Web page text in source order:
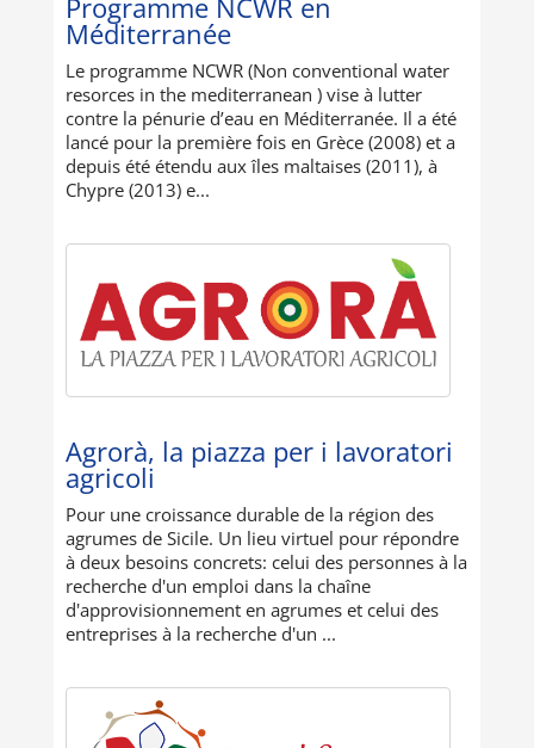
Programme NCWR en
Méditerranée
Le programme NCWR (Non conventional water
resorces in the mediterranean ) vise à lutter
contre la pénurie d’eau en Méditerranée. Il a été
lancé pour la première fois en Grèce (2008) et a
depuis été étendu aux îles maltaises (2011), à
Chypre (2013) e...
Agrorà, la piazza per i lavoratori
agricoli
Pour une croissance durable de la région des
agrumes de Sicile. Un lieu virtuel pour répondre
à deux besoins concrets: celui des personnes à la
recherche d'un emploi dans la chaîne
d'approvisionnement en agrumes et celui des
entreprises à la recherche d'un ...